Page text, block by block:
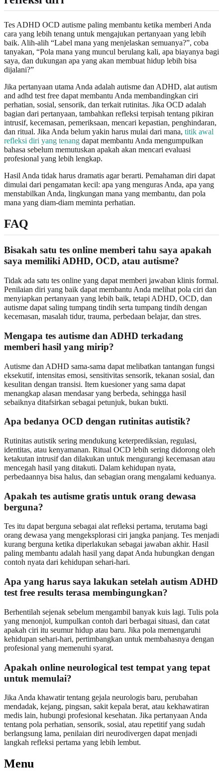
Tes ADHD OCD autisme paling membantu ketika memberi Anda
cara yang lebih tenang untuk mengajukan pertanyaan yang lebih
baik. Alih-alih “Label mana yang menjelaskan semuanya?”, coba
tanyakan, “Pola mana yang muncul berulang kali, apa biayanya bagi
saya, dan dukungan apa yang akan membuat hidup lebih bisa
dijalani?”
Jika pertanyaan utama Anda adalah autisme dan ADHD, alat autism
and adhd test free dapat membantu Anda membandingkan ciri
perhatian, sosial, sensorik, dan terkait rutinitas. Jika OCD adalah
bagian dari pertanyaan, tambahkan refleksi terpisah tentang pikiran
intrusif, kecemasan, pemeriksaan, mencari kepastian, penghindaran,
dan ritual. Jika Anda belum yakin harus mulai dari mana, titik awal
refleksi diri yang tenang dapat membantu Anda mengumpulkan
bahasa sebelum memutuskan apakah akan mencari evaluasi
profesional yang lebih lengkap.
Hasil Anda tidak harus dramatis agar berarti. Pemahaman diri dapat
dimulai dari pengamatan kecil: apa yang menguras Anda, apa yang
menstabilkan Anda, lingkungan mana yang membantu, dan pola
mana yang diam-diam meminta perhatian.
FAQ
Bisakah satu tes online memberi tahu saya apakah
saya memiliki ADHD, OCD, atau autisme?
Tidak ada satu tes online yang dapat memberi jawaban klinis formal.
Penilaian diri yang baik dapat membantu Anda melihat pola ciri dan
menyiapkan pertanyaan yang lebih baik, tetapi ADHD, OCD, dan
autisme dapat saling tumpang tindih serta tumpang tindih dengan
kecemasan, masalah tidur, trauma, perbedaan belajar, dan stres.
Mengapa tes autisme dan ADHD terkadang
memberi hasil yang mirip?
Autisme dan ADHD sama-sama dapat melibatkan tantangan fungsi
eksekutif, intensitas emosi, sensitivitas sensorik, tekanan sosial, dan
kesulitan dengan transisi. Item kuesioner yang sama dapat
menangkap alasan mendasar yang berbeda, sehingga hasil
sebaiknya ditafsirkan sebagai petunjuk, bukan bukti.
Apa bedanya OCD dengan rutinitas autistik?
Rutinitas autistik sering mendukung keterprediksian, regulasi,
identitas, atau kenyamanan. Ritual OCD lebih sering didorong oleh
ketakutan intrusif dan dilakukan untuk mengurangi kecemasan atau
mencegah hasil yang ditakuti. Dalam kehidupan nyata,
perbedaannya bisa halus, dan sebagian orang mengalami keduanya.
Apakah tes autisme gratis untuk orang dewasa
berguna?
Tes itu dapat berguna sebagai alat refleksi pertama, terutama bagi
orang dewasa yang mengeksplorasi ciri jangka panjang. Tes menjadi
kurang berguna ketika diperlakukan sebagai jawaban akhir. Hasil
paling membantu adalah hasil yang dapat Anda hubungkan dengan
contoh nyata dari kehidupan sehari-hari.
Apa yang harus saya lakukan setelah autism ADHD
test free results terasa membingungkan?
Berhentilah sejenak sebelum mengambil banyak kuis lagi. Tulis pola
yang menonjol, kumpulkan contoh dari berbagai situasi, dan catat
apakah ciri itu seumur hidup atau baru. Jika pola memengaruhi
kehidupan sehari-hari, pertimbangkan untuk membahasnya dengan
profesional yang memenuhi syarat.
Apakah online neurological test tempat yang tepat
untuk memulai?
Jika Anda khawatir tentang gejala neurologis baru, perubahan
mendadak, kejang, pingsan, sakit kepala berat, atau kekhawatiran
medis lain, hubungi profesional kesehatan. Jika pertanyaan Anda
tentang pola perhatian, sensorik, sosial, atau repetitif yang sudah
berlangsung lama, penilaian diri neurodivergen dapat menjadi
langkah refleksi pertama yang lebih lembut.
Menu